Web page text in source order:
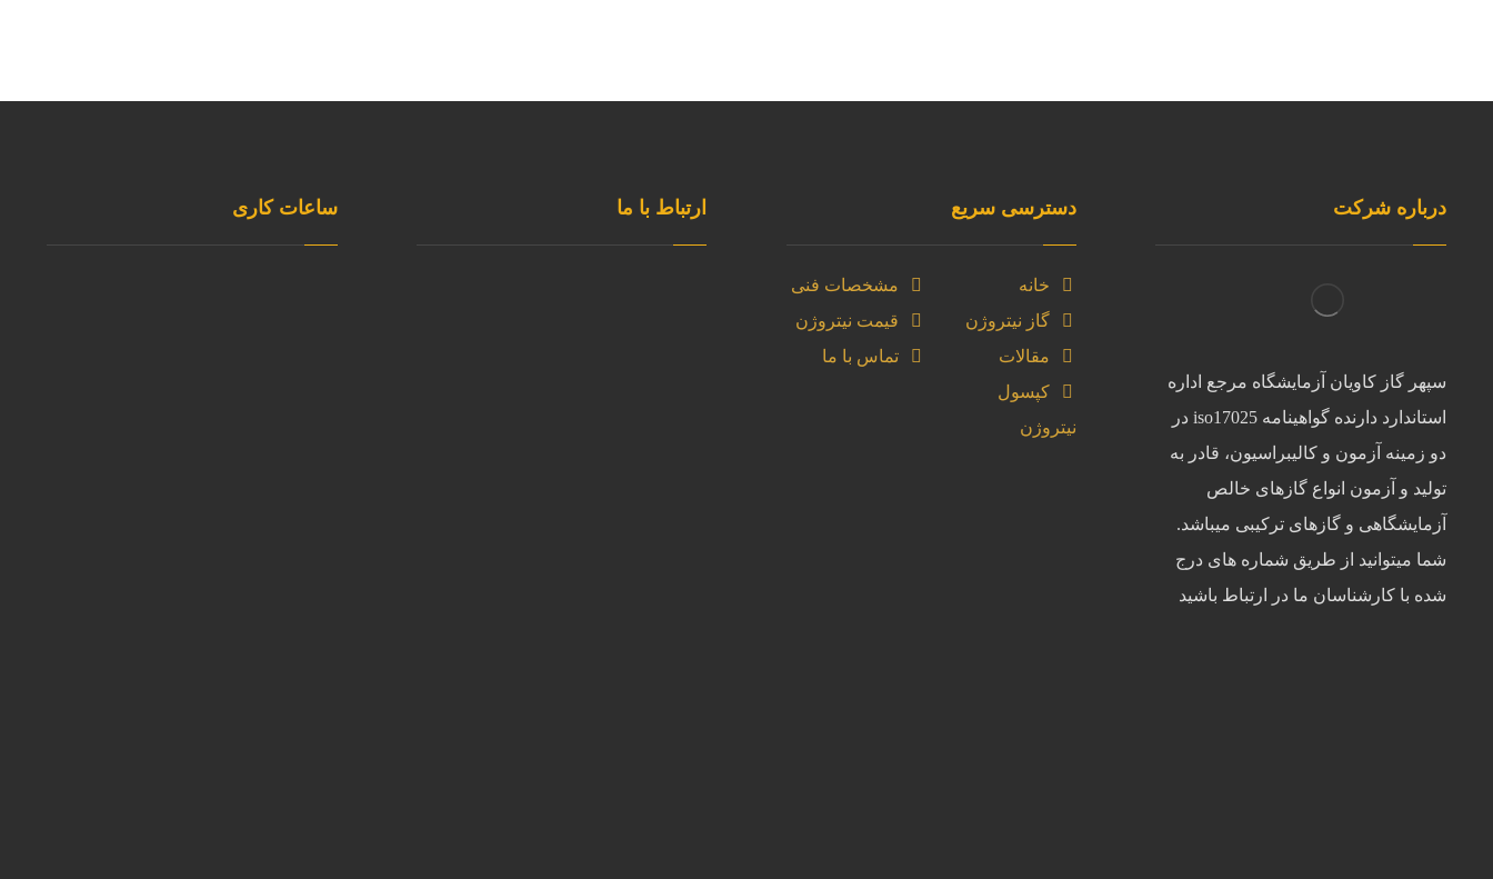
درباره شرکت
سپهر گاز کاویان آزمایشگاه مرجع اداره
استاندارد دارنده گواهینامه iso17025 در
دو زمینه آزمون و کالیبراسیون، قادر به
تولید و آزمون انواع گازهای خالص
آزمایشگاهی و گازهای ترکیبی میباشد.
شما میتوانید از طریق شماره های درج
شده با کارشناسان ما در ارتباط باشید
دسترسی سریع
خانه
مشخصات فنی
گاز نیتروژن
قیمت نیتروژن
مقالات
تماس با ما
کپسول
نیتروژن
ارتباط با ما ساعات کاری